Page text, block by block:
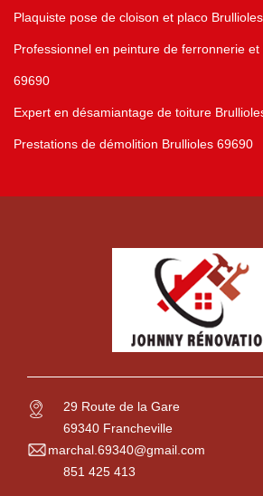
Plaquiste pose de cloison et placo Brullioles
Professionnel en peinture de ferronnerie
69690
Expert en désamiantage de toiture
Prestations de démolition Brullioles 69690
29 Route de la Gare
69340 Francheville
marchal.69340@gmail.com
851 425 413